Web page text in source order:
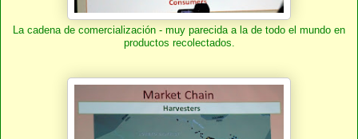
La cadena de comercialización - muy parecida a la de todo el mundo en
productos recolectados.